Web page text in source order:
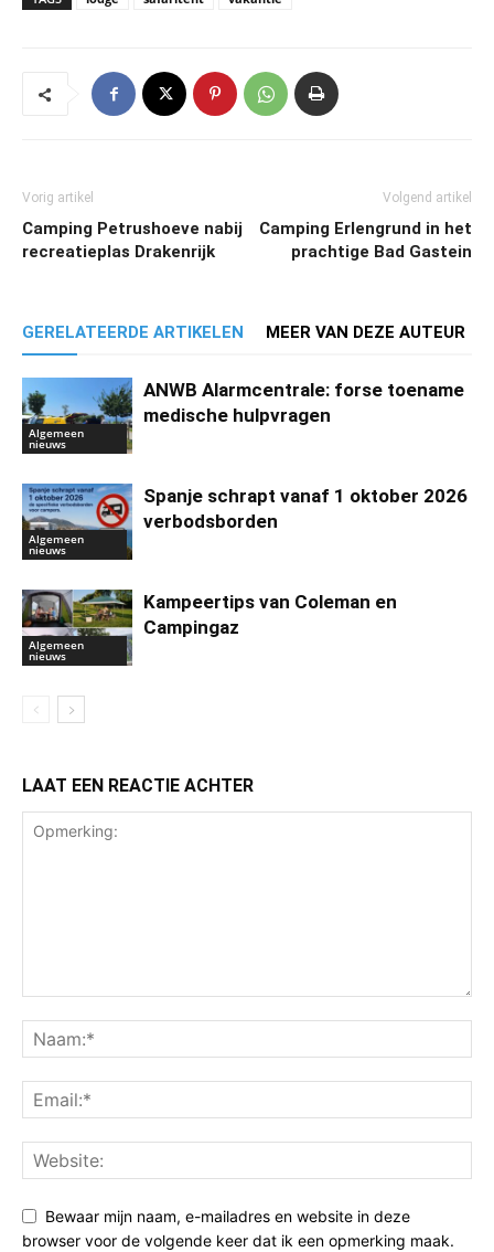
Vorig artikel
Camping Petrushoeve nabij
recreatieplas Drakenrijk
Volgend artikel
Camping Erlengrund in het
prachtige Bad Gastein
GERELATEERDE ARTIKELEN MEER VAN DEZE AUTEUR
Algemeen
nieuws
ANWB Alarmcentrale: forse toename
medische hulpvragen
Algemeen
nieuws
Spanje schrapt vanaf 1 oktober 2026
verbodsborden
Algemeen
nieuws
Kampeertips van Coleman en
Campingaz
LAAT EEN REACTIE ACHTER
Bewaar mijn naam, e-mailadres en website in deze
browser voor de volgende keer dat ik een opmerking maak.